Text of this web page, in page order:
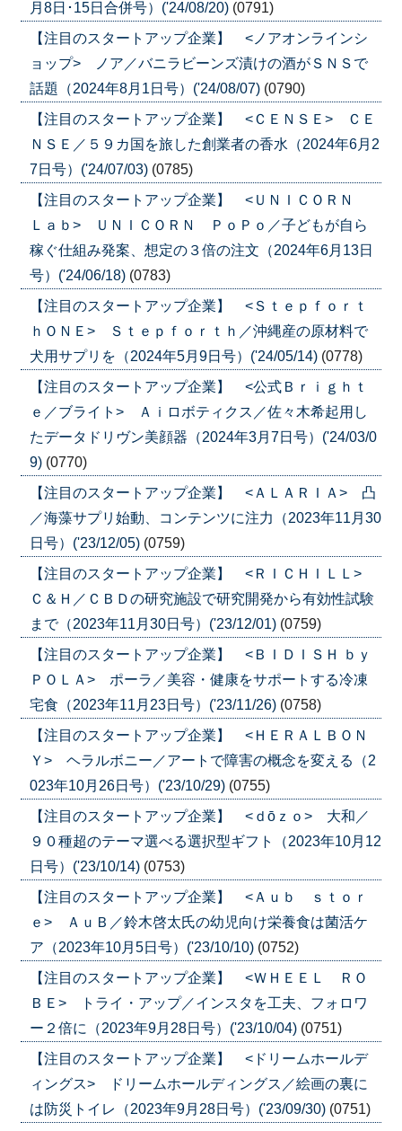
月8日･15日合併号）('24/08/20) (0791)
【注目のスタートアップ企業】 <ノアオンラインシ
ョップ> ノア／バニラビーンズ漬けの酒がＳＮＳで
話題（2024年8月1日号）('24/08/07) (0790)
【注目のスタートアップ企業】 <ＣＥＮＳＥ> ＣＥ
ＮＳＥ／５９カ国を旅した創業者の香水（2024年6月2
7日号）('24/07/03) (0785)
【注目のスタートアップ企業】 <ＵＮＩＣＯＲＮ
Ｌａｂ> ＵＮＩＣＯＲＮ ＰｏＰｏ／子どもが自ら
稼ぐ仕組み発案、想定の３倍の注文（2024年6月13日
号）('24/06/18) (0783)
【注目のスタートアップ企業】 <Ｓｔｅｐｆｏｒｔ
ｈＯＮＥ> Ｓｔｅｐｆｏｒｔｈ／沖縄産の原材料で
犬用サプリを（2024年5月9日号）('24/05/14) (0778)
【注目のスタートアップ企業】 <公式Ｂｒｉｇｈｔ
ｅ／ブライト> Ａｉロボティクス／佐々木希起用し
たデータドリヴン美顔器（2024年3月7日号）('24/03/0
9) (0770)
【注目のスタートアップ企業】 <ＡＬＡＲＩＡ> 凸
／海藻サプリ始動、コンテンツに注力（2023年11月30
日号）('23/12/05) (0759)
【注目のスタートアップ企業】 <ＲＩＣＨＩＬＬ>
Ｃ＆Ｈ／ＣＢＤの研究施設で研究開発から有効性試験
まで（2023年11月30日号）('23/12/01) (0759)
【注目のスタートアップ企業】 <ＢＩＤＩＳＨ ｂｙ
ＰＯＬＡ> ポーラ／美容・健康をサポートする冷凍
宅食（2023年11月23日号）('23/11/26) (0758)
【注目のスタートアップ企業】 <ＨＥＲＡＬＢＯＮ
Ｙ> ヘラルボニー／アートで障害の概念を変える（2
023年10月26日号）('23/10/29) (0755)
【注目のスタートアップ企業】 <ｄōｚｏ> 大和／
９０種超のテーマ選べる選択型ギフト（2023年10月12
日号）('23/10/14) (0753)
【注目のスタートアップ企業】 <Ａｕｂ ｓｔｏｒ
ｅ> ＡｕＢ／鈴木啓太氏の幼児向け栄養食は菌活ケ
ア（2023年10月5日号）('23/10/10) (0752)
【注目のスタートアップ企業】 <ＷＨＥＥＬ ＲＯ
ＢＥ> トライ・アップ／インスタを工夫、フォロワ
ー２倍に（2023年9月28日号）('23/10/04) (0751)
【注目のスタートアップ企業】 <ドリームホールデ
ィングス> ドリームホールディングス／絵画の裏に
は防災トイレ（2023年9月28日号）('23/09/30) (0751)